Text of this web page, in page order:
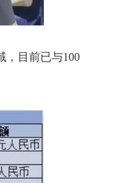
，目前已与100